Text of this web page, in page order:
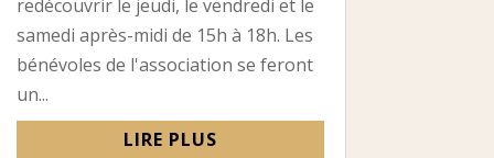
redécouvrir le jeudi, le vendredi et le
samedi après-midi de 15h à 18h. Les
bénévoles de l'association se feront
un...
LIRE PLUS